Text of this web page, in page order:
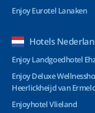
Enjoy Eurotel Lanaken
Hotels
Enjoy Landgoedhotel
Enjoy Deluxe
Heerlickheijd van
Enjoyhotel Vlieland